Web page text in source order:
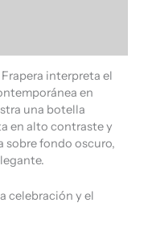
interpreta el
en
una botella
en alto contraste y
sobre fondo oscuro,
celebración y el